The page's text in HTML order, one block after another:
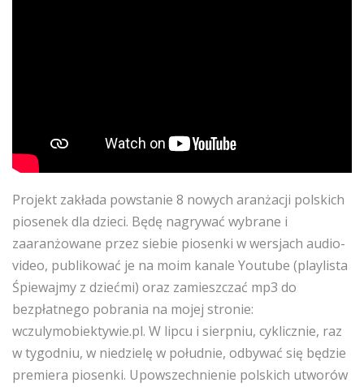
Projekt zakłada powstanie 8 nowych aranżacji polskich
piosenek dla dzieci. Będę nagrywać wybrane i
zaaranżowane przez siebie piosenki w wersjach audio-
video, publikować je na moim kanale Youtube (playlista
Śpiewajmy z dziećmi) oraz zamieszczać mp3 do
bezpłatnego pobrania na mojej stronie:
wczulymobiektywie.pl. W lipcu i sierpniu, cyklicznie, raz
w tygodniu, w niedzielę w południe, odbywać się będzie
premiera piosenki. Upowszechnienie polskich utworów